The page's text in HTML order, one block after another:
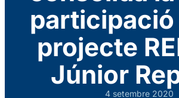
participació
projecte
Júnior
4 setembre 2020